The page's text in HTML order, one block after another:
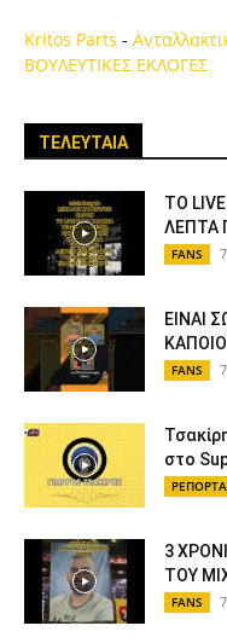
Kritos Parts -
ΒΟΥΛΕΥΤΙΚΕΣ ΕΚΛΟΓΕΣ
ΤΕΛΕΥΤΑΙΑ
ΤΟ
ΛΕΠΤΑ
FANS
ΕΙΝΑΙ
FANS
στο
3
ΤΟΥ
FANS